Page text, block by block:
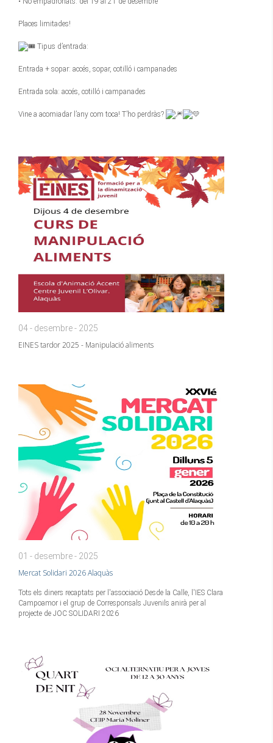
Places limitades!
Tipus d’entrada:
Entrada + sopar: accés, sopar, cotilló i campanades
Entrada sola: accés, cotilló i campanades
Vine a acomiadar l’any com toca! T’ho perdràs?
04 - desembre - 2025
EINES tardor 2025 - Manipulació aliments
01 - desembre - 2025
Mercat Solidari 2026 Alaquàs
Tots els diners recaptats per l'associació Desde la Calle, l'IES Clara
Campoamor i el grup de Corresponsals Juvenils anirà per al
projecte de JOC SOLIDARI 2026